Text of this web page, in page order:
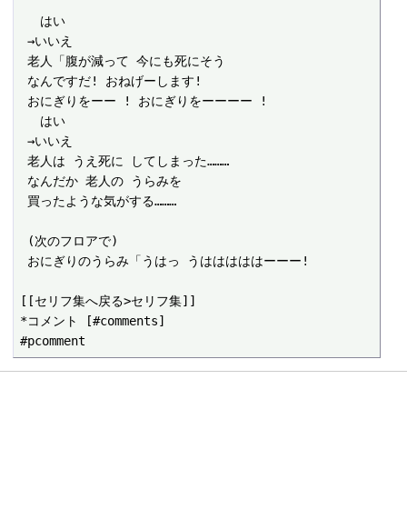
→いいえ
老人「腹が減って 今にも死にそう
→いいえ
老人は うえ死に してしまった………
[[セリフ集へ戻る>セリフ集]]
*コメント [#comments]